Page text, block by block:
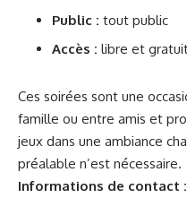
Public : tout public
Accès : libre et
Ces soirées sont une
famille ou entre amis et
jeux dans une ambiance
préalable n’est nécessaire.
Informations de contact :